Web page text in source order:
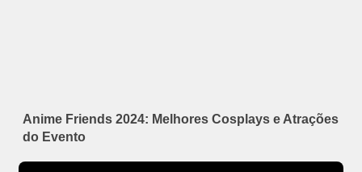
Anime Friends 2024: Melhores Cosplays e Atrações
do Evento